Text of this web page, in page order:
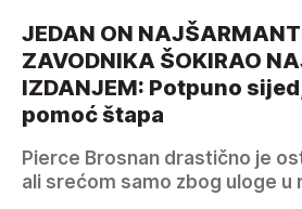
JEDAN ON
ZAVODNIKA ŠOKIRAO
IZDANJEM: Potpuno
pomoć štapa
Pierce Brosnan drastično je
ali srećom samo zbog uloge u